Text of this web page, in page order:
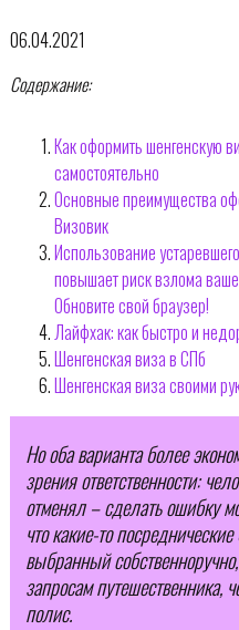
06.04.2021
Содержание:
Как оформить шенгенскую
самостоятельно
Основные преимущества
Визовик
Использование
повышает риск взлома
Обновите свой браузер!
Лайфхак: как быстро и
Шенгенская виза в СПб
Шенгенская виза своими
Но оба варианта более
зрения ответственности:
отменял – сделать ошибку
что какие-то
выбранный
запросам путешественника,
полис.